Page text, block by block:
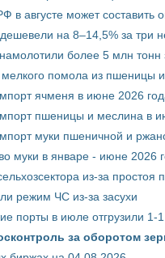
в августе может составить
на 8–14,5% за три
более 5 млн тонн
помола из пшеницы
ячменя в июне 2026
пшеницы и меслина в
муки пшеничной и
муки в январе - июне 2026
из-за простоя
режим ЧС из-за засухи
порты в июле отгрузили
за оборотом